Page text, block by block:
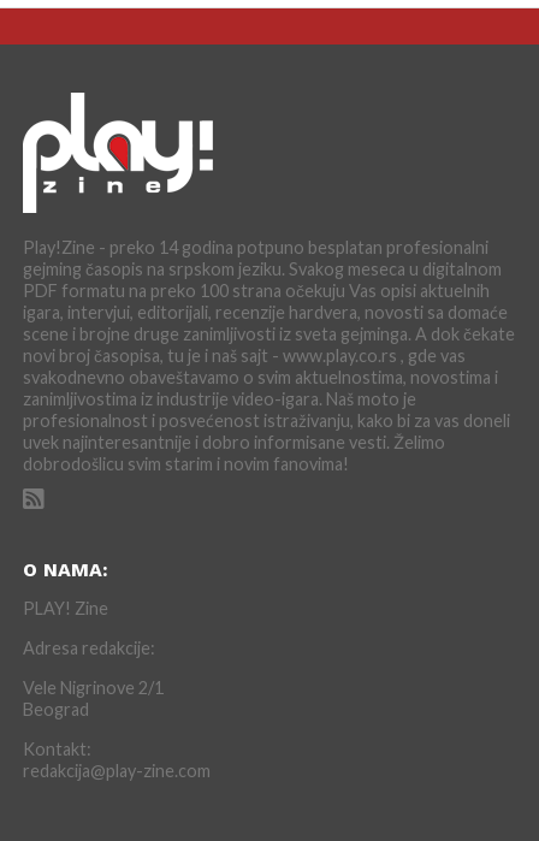
Play!Zine - preko 14 godina potpuno besplatan profesionalni
gejming časopis na srpskom jeziku. Svakog meseca u digitalnom
PDF formatu na preko 100 strana očekuju Vas opisi aktuelnih
igara, intervjui, editorijali, recenzije hardvera, novosti sa domaće
scene i brojne druge zanimljivosti iz sveta gejminga. A dok čekate
novi broj časopisa, tu je i naš sajt - www.play.co.rs , gde vas
svakodnevno obaveštavamo o svim aktuelnostima, novostima i
zanimljivostima iz industrije video-igara. Naš moto je
profesionalnost i posvećenost istraživanju, kako bi za vas doneli
uvek najinteresantnije i dobro informisane vesti. Želimo
dobrodošlicu svim starim i novim fanovima!
O NAMA:
PLAY! Zine
Adresa redakcije:
Vele Nigrinove 2/1
Beograd
Kontakt:
redakcija@play-zine.com